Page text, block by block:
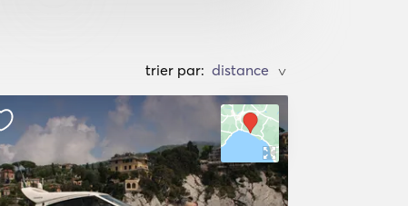
trier par: >